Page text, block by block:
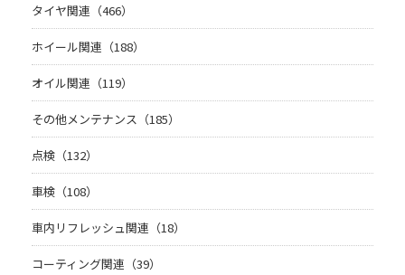
タイヤ関連（466）
ホイール関連（188）
オイル関連（119）
その他メンテナンス（185）
点検（132）
車検（108）
車内リフレッシュ関連（18）
コーティング関連（39）